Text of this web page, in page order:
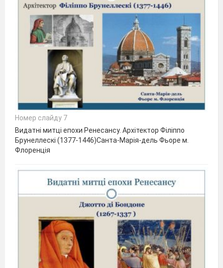
Номер слайду 7
Видатні митці епохи Ренесансу. Архітектор Філіппо
Брунеллескі (1377-1446)Санта-Марія-дель Фьоре м.
Флоренція